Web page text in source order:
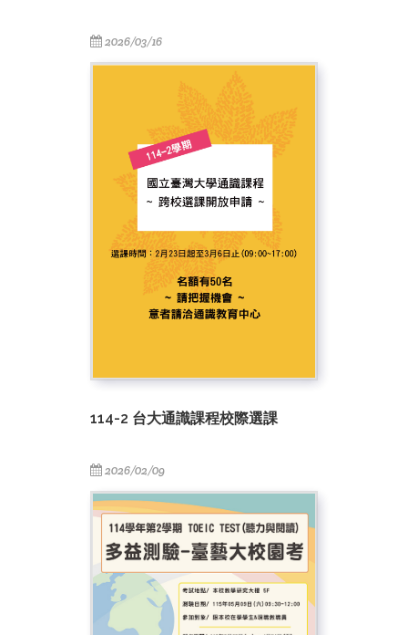
2026/03/16
114-2 台大通識課程校際選課
2026/02/09